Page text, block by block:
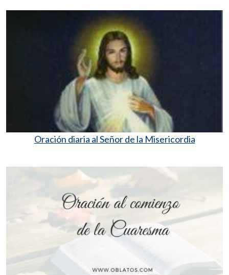
Oración diaria al Señor de la Misericordia